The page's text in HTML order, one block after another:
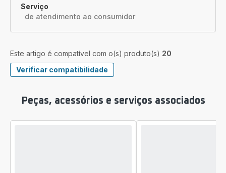
Serviço
de atendimento ao consumidor
Este artigo é compatível com o(s) produto(s) 20
Verificar compatibilidade
Peças, acessórios e serviços associados